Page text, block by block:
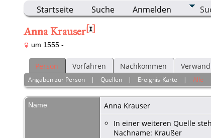
Startseite Suche Anmelden
Anna Krauser[1]
um 1555 -
Person Vorfahren Nachkommen
Angaben zur Person |Quellen | Ereignis-Karte |Alle
Name Anna Krauser
In einer weiteren Quelle
Nachname: Kraußer